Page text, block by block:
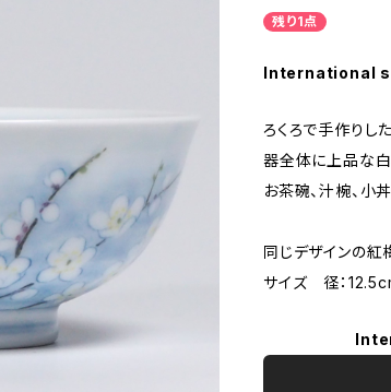
残り1点
International
ろくろで手作りし
器全体に上品な白
お茶碗、汁椀、小
同じデザインの紅
サイズ 径：